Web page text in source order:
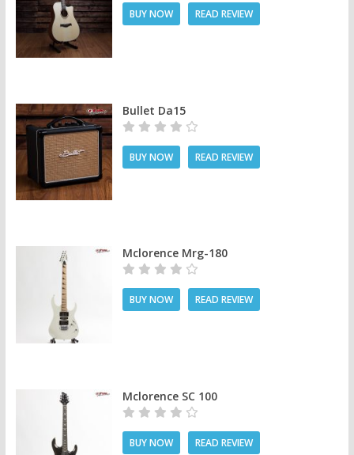
BUY NOW READ REVIEW
Bullet Da15
BUY NOW READ REVIEW
Mclorence Mrg-180
BUY NOW READ REVIEW
Mclorence SC 100
BUY NOW READ REVIEW